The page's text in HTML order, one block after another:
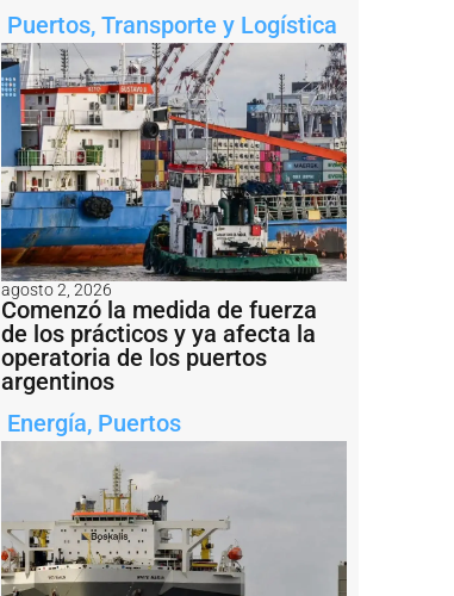
Puertos, Transporte y Logística
agosto 2, 2026
Comenzó la medida de fuerza
de los prácticos y ya afecta la
operatoria de los puertos
argentinos
Energía, Puertos